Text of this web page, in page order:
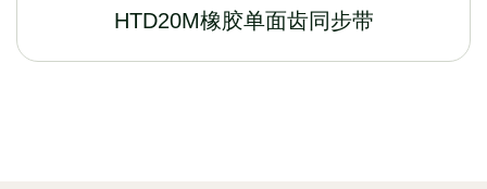
HTD20M橡胶单面齿同步带